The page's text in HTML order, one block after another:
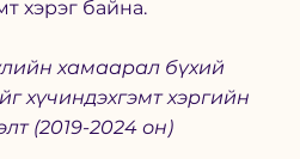
хэрэг байна.
хүчиндэхгэмт хэргийн
(2019-2024 он)